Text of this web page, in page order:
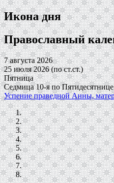
Икона дня
Православный
7 августа 2026
25 июля 2026 (по ст.ст.)
Пятница
Седмица 10-я по Пятидесятнице
Успение праведной Анны,